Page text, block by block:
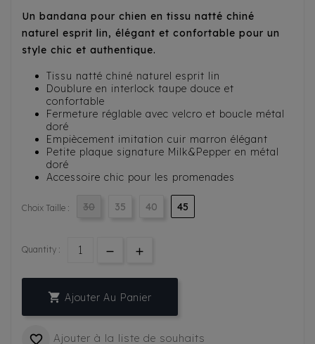
Un bandana pour chien en tissu natté chiné
naturel esprit lin, élégant et confortable pour un
style chic et authentique.
Tissu natté chiné naturel esprit lin
Doublure en interlock taupe douce et
confortable
Fermeture réglable avec velcro et boucle métal
doré
Empiècement imitation cuir marron élégant
Petite plaque signature Milk&Pepper en métal
doré
Accessoire chic pour les promenades
Choix Taille : 30 35 40 45
Quantity :
 Ajouter Au Panier
 Ajouter à la liste de souhaits